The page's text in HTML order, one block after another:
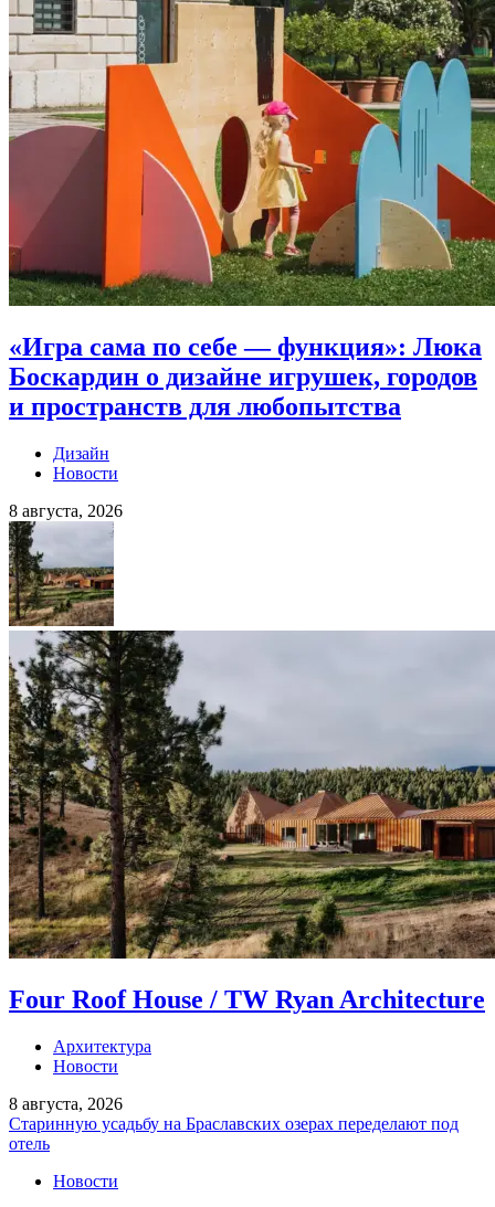
«Игра сама по себе — функция»: Люка
Боскардин о дизайне игрушек, городов
и пространств для любопытства
Дизайн
Новости
8 августа, 2026
Four Roof House / TW Ryan Architecture
Архитектура
Новости
8 августа, 2026
Старинную усадьбу на Браславских озерах переделают под
отель
Новости